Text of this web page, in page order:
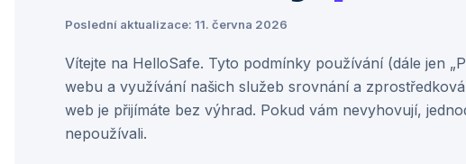
Poslední aktualizace: 11. června 2026
Vítejte na HelloSafe. Tyto podmínky používání (dále jen
webu a využívání našich služeb srovnání a
web je přijímáte bez výhrad. Pokud vám nevyhovují,
nepoužívali.